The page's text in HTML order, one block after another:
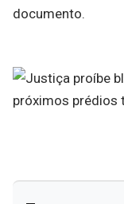
documento.